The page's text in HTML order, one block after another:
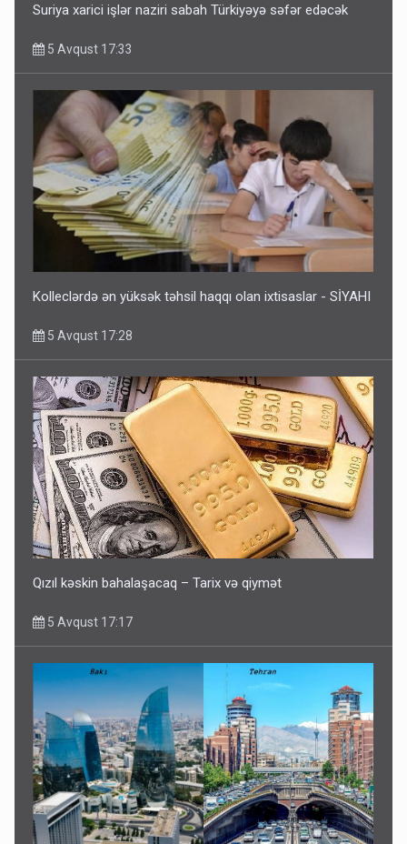
Suriya xarici işlər naziri sabah Türkiyəyə səfər edəcək
5 Avqust 17:33
Kolleclərdə ən yüksək təhsil haqqı olan ixtisaslar - SİYAHI
5 Avqust 17:28
Qızıl kəskin bahalaşacaq – Tarix və qiymət
5 Avqust 17:17